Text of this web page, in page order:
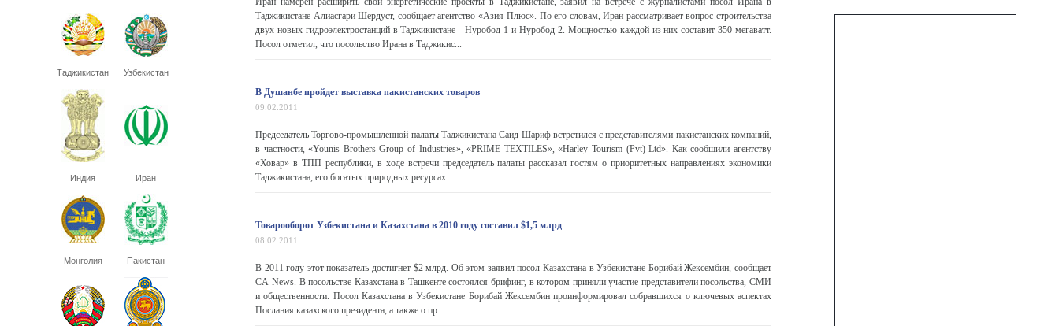
Таджикистан Узбекистан
Индия Иран
Монголия Пакистан
Таджикистане Алиасгари Шердуст, сообщает агентство «Азия-Плюс». По его словам, Иран рассматривает вопрос строительства
двух новых гидроэлектростанций в Таджикистане - Нуробод-1 и Нуробод-2. Мощностью каждой из них составит 350 мегаватт.
Посол отметил, что посольство Ирана в Таджикис...
В Душанбе пройдет выставка пакистанских товаров
09.02.2011
Председатель Торгово-промышленной палаты Таджикистана Саид Шариф встретился с представителями пакистанских компаний,
в частности, «Younis Brothers Group of Industries», «PRIME TEXTILES», «Harley Tourism (Pvt) Ltd». Как сообщили агентству
«Ховар» в ТПП республики, в ходе встречи председатель палаты рассказал гостям о приоритетных направлениях экономики
Таджикистана, его богатых природных ресурсах...
Товарооборот Узбекистана и Казахстана в 2010 году составил $1,5 млрд
08.02.2011
В 2011 году этот показатель достигнет $2 млрд. Об этом заявил посол Казахстана в Узбекистане Борибай Жексембин, сообщает
CA-News. В посольстве Казахстана в Ташкенте состоялся брифинг, в котором приняли участие представители посольства, СМИ
и общественности. Посол Казахстана в Узбекистане Борибай Жексембин проинформировал собравшихся о ключевых аспектах
Послания казахского президента, а также о пр...